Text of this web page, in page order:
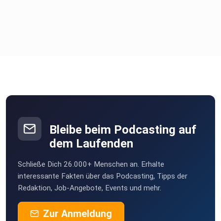
Bleibe beim Podcasting auf
dem Laufenden
Schließe Dich 26.000+ Menschen an. Erhalte
interessante Fakten über das Podcasting, Tipps der
Redaktion, Job-Angebote, Events und mehr.
Zur Anmeldung